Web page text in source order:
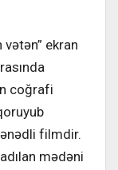
ekran
coğrafi
filmdir.
mədəni